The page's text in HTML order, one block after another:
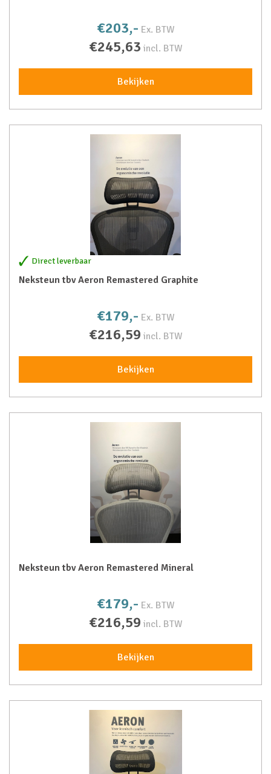
€203,- Ex. BTW
€245,63 incl. BTW
Bekijken
Direct leverbaar
Neksteun tbv Aeron Remastered Graphite
€179,- Ex. BTW
€216,59 incl. BTW
Bekijken
Neksteun tbv Aeron Remastered Mineral
€179,- Ex. BTW
€216,59 incl. BTW
Bekijken